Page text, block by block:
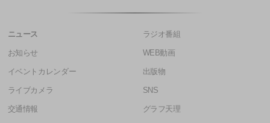
ニュース
お知らせ
イベントカレンダー
ライブカメラ
交通情報
ラジオ番組
WEB動画
出版物
SNS
グラフ天理